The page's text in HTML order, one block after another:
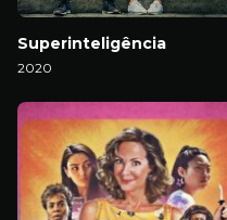
Superinteligência
2020